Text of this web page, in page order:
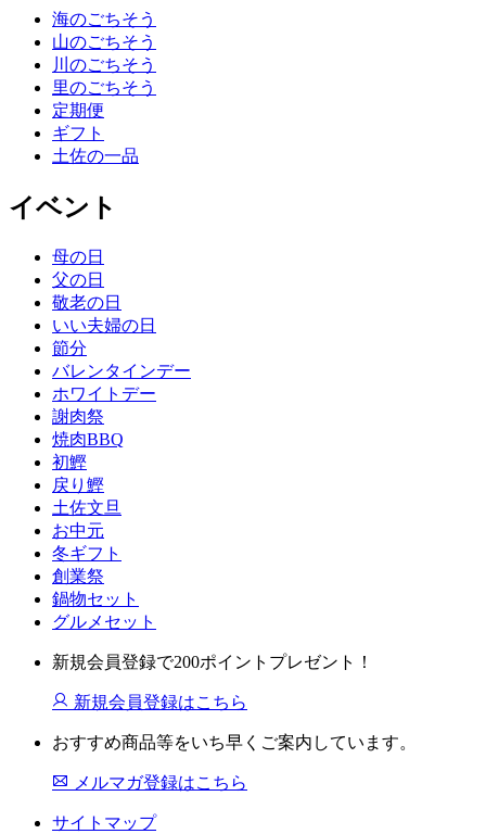
海のごちそう
山のごちそう
川のごちそう
里のごちそう
定期便
ギフト
土佐の一品
イベント
母の日
父の日
敬老の日
いい夫婦の日
節分
バレンタインデー
ホワイトデー
謝肉祭
焼肉BBQ
初鰹
戻り鰹
土佐文旦
お中元
冬ギフト
創業祭
鍋物セット
グルメセット
新規会員登録で200ポイントプレゼント！
新規会員登録はこちら
おすすめ商品等をいち早くご案内しています。
メルマガ登録はこちら
サイトマップ